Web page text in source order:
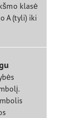
klasė
A (tyli) iki